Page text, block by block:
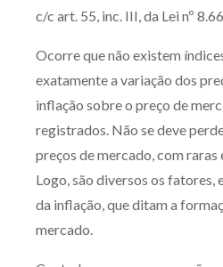
Receba
Av. Sete de
Batel Curitiba/ PR
Telefone (41)
c/c art. 55, inc. III, da Lei nº
Ocorre que não existem
exatamente a variação dos
inflação sobre o preço de
registrados. Não se deve
preços de mercado, com raras
Logo, são diversos os fatores,
da inflação, que ditam a
mercado.